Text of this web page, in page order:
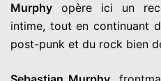
Murphy opère ici un
intime, tout en continuant
post-punk et du rock bien